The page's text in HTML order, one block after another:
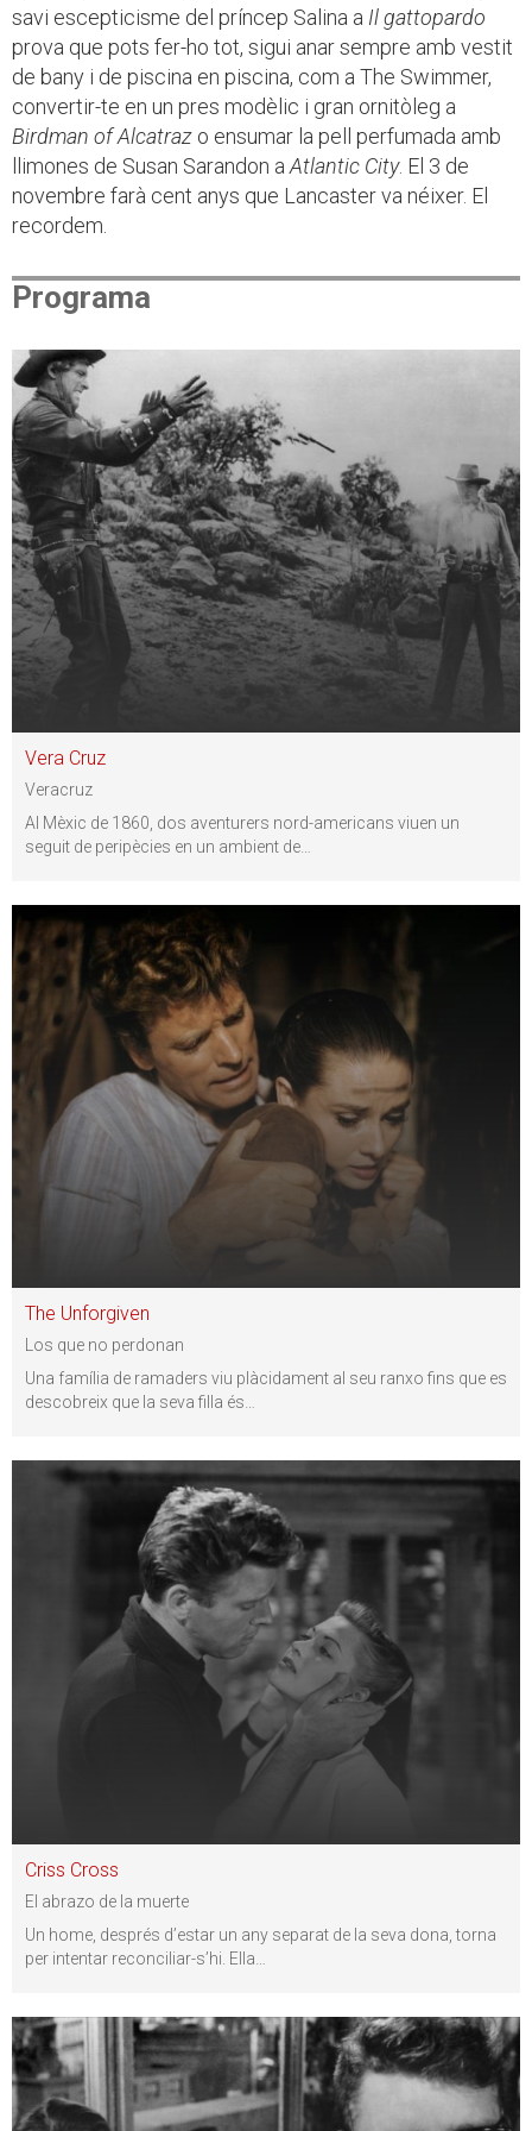
savi escepticisme del príncep Salina a Il gattopardo
prova que pots fer-ho tot, sigui anar sempre amb vestit
de bany i de piscina en piscina, com a The Swimmer,
convertir-te en un pres modèlic i gran ornitòleg a
Birdman of Alcatraz o ensumar la pell perfumada amb
llimones de Susan Sarandon a Atlantic City. El 3 de
novembre farà cent anys que Lancaster va néixer. El
recordem.
Programa
Vera Cruz
Veracruz
Al Mèxic de 1860, dos aventurers nord-americans viuen un
seguit de peripècies en un ambient de
The Unforgiven
Los que no perdonan
Una família de ramaders viu plàcidament al seu ranxo fins que es
descobreix que la seva filla és…
Criss Cross
El abrazo de la muerte
Un home, després d’estar un any separat de la seva dona, torna
per intentar reconciliar-s’hi. Ella